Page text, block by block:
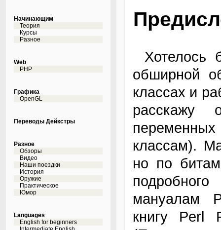
Начинающим
Теория
Курсы
Разное
Web
PHP
Графика
OpenGL
Переводы Дейкстры
Разное
Обзоры
Видео
Наши поездки
История
Оружие
Практическое
Юмор
Languages
English for beginners
Хотелось бы сегодня вкратце рассказать об
обширной
классах и
расскажу
классам).
но по
мануалам
книгу Perl